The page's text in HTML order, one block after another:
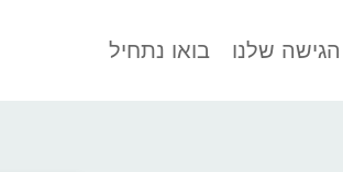
הגישה שלנו בואו נתחיל